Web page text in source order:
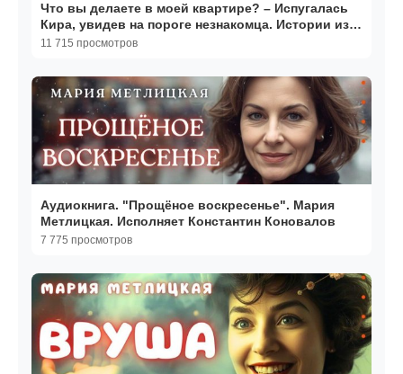
Что вы делаете в моей квартире? – Испугалась
Кира, увидев на пороге незнакомца. Истории из
жизни
11 715 просмотров
Аудиокнига. "Прощёное воскресенье". Мария
Метлицкая. Исполняет Константин Коновалов
7 775 просмотров